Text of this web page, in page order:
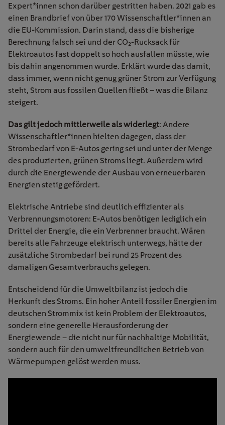
Expert*innen schon darüber gestritten haben. 2021 gab es
einen Brandbrief von über 170 Wissenschaftler*innen an
die EU-Kommission. Darin stand, dass die bisherige
Berechnung falsch sei und der CO₂-Rucksack für
Elektroautos fast doppelt so hoch ausfallen müsste, wie
bis dahin angenommen wurde. Erklärt wurde das damit,
dass immer, wenn nicht genug grüner Strom zur Verfügung
steht, Strom aus fossilen Quellen fließt – was die Bilanz
steigert.
Das gilt jedoch mittlerweile als widerlegt: Andere
Wissenschaftler*innen hielten dagegen, dass der
Strombedarf von E-Autos gering sei und unter der Menge
des produzierten, grünen Stroms liegt. Außerdem wird
durch die Energiewende der Ausbau von erneuerbaren
Energien stetig gefördert.
Elektrische Antriebe sind deutlich effizienter als
Verbrennungsmotoren: E-Autos benötigen lediglich ein
Drittel der Energie, die ein Verbrenner braucht. Wären
bereits alle Fahrzeuge elektrisch unterwegs, hätte der
zusätzliche Strombedarf bei rund 25 Prozent des
damaligen Gesamtverbrauchs gelegen.
Entscheidend für die Umweltbilanz ist jedoch die
Herkunft des Stroms. Ein hoher Anteil fossiler Energien im
deutschen Strommix ist kein Problem der Elektroautos,
sondern eine generelle Herausforderung der
Energiewende – die nicht nur für nachhaltige Mobilität,
sondern auch für den umweltfreundlichen Betrieb von
Wärmepumpen gelöst werden muss.